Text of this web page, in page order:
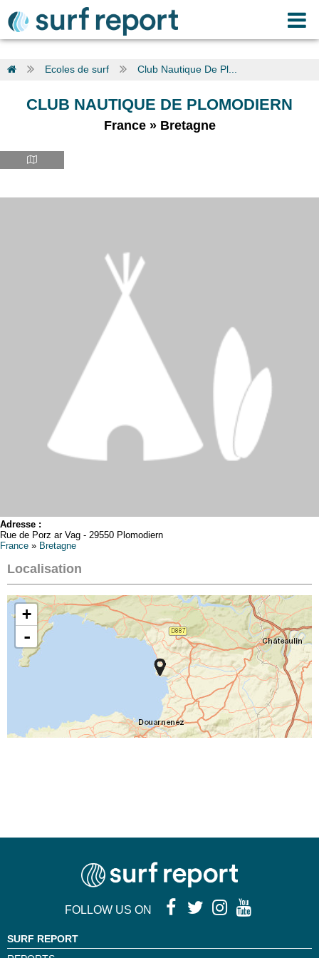
Ecoles de surf Club Nautique De Pl...
CLUB NAUTIQUE DE PLOMODIERN
France» Bretagne
Adresse :
Rue de Porz ar Vag - 29550 Plomodiern
France » Bretagne
Localisation
+
-
FOLLOW US ON
SURF REPORT